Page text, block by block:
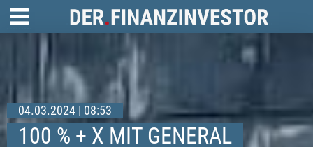
04.03.2024 | 08:53
100 % + X MIT GENERAL